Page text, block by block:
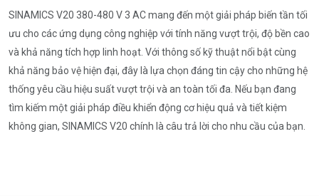
SINAMICS V20 380-480 V 3 AC mang đến một giải pháp biến tần tối
ưu cho các ứng dụng công nghiệp với tính năng vượt trội, độ bền cao
và khả năng tích hợp linh hoạt. Với thông số kỹ thuật nổi bật cùng
khả năng bảo vệ hiện đại, đây là lựa chọn đáng tin cậy cho những hệ
thống yêu cầu hiệu suất vượt trội và an toàn tối đa. Nếu bạn đang
tìm kiếm một giải pháp điều khiển động cơ hiệu quả và tiết kiệm
không gian, SINAMICS V20 chính là câu trả lời cho nhu cầu của bạn.